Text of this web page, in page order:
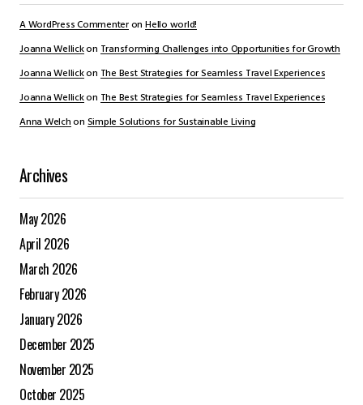
A WordPress CommenteronHello world!
Joanna Wellickon Transforming Challenges into Opportunities for Growth
Joanna Wellickon The Best Strategies for Seamless Travel Experiences
Joanna Wellickon The Best Strategies for Seamless Travel Experiences
Anna Welchon Simple Solutions for Sustainable Living
Archives
May 2026
April 2026
March 2026
February 2026
January 2026
December 2025
November 2025
October 2025